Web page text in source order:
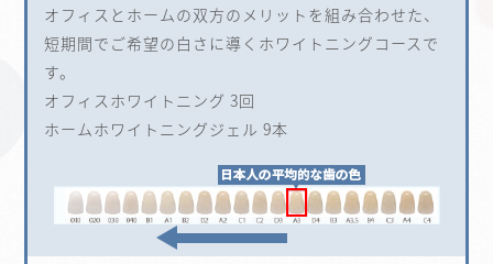
オフィスとホームの双方のメリットを組み合わせた、
短期間でご希望の白さに導くホワイトニングコースで
す。
オフィスホワイトニング 3回
ホームホワイトニングジェル 9本